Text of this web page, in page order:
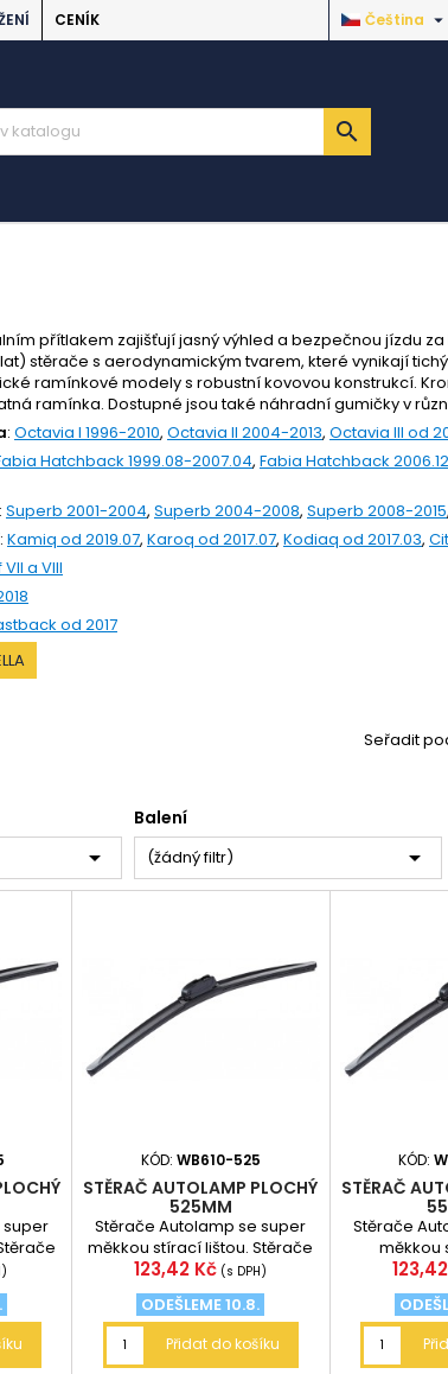
CENÍK Čeština 

přítlakem zajišťují jasný výhled a bezpečnou jízdu
stěrače s aerodynamickým tvarem, které vynikají
ramínkové modely s robustní kovovou konstrukcí.
ramínka. Dostupné jsou také náhradní gumičky v
: Octavia I 1996-2010, Octavia II 2004-2013, Octavia III od
Hatchback 1999.08-2007.04, Fabia Hatchback
: Superb 2001-2004, Superb 2004-2008, Superb 2008-2015,
: Kamiq od 2019.07, Karoq od 2017.07, Kodiaq od 2017.03,
a VIII
od 2017
Seřadit

Balení
(žádný filtr) 
super
KÓD: WB610-525
STĚRAČ AUTOLAMP PLOCHÝ
525MM
Stěrače Autolamp se super
měkkou stírací lištou. Stěrače
mají nejnovější multifunkční
konstrukci,...
Cena
123,42 Kč (s DPH)
ODEŠLEME 10.8.
Přidat do košíku
KÓD:
STĚRAČ
Stěrače
měkkou
Cena